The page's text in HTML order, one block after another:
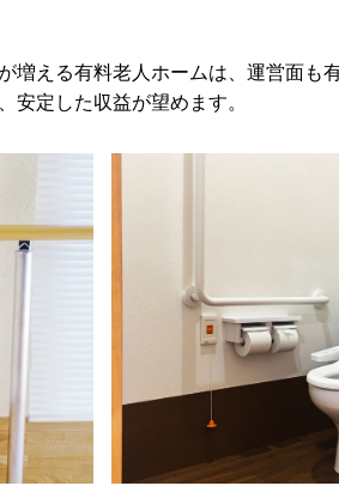
増える有料老人ホームは、運営面も
安定した収益が望めます。